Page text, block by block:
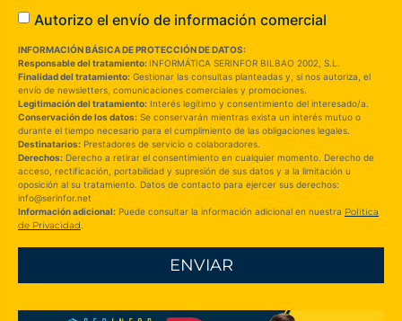
Autorizo el envío de información comercial
INFORMACIÓN BÁSICA DE PROTECCIÓN DE DATOS:
Responsable del tratamiento: INFORMÁTICA SERINFOR BILBAO 2002, S.L.
Finalidad del tratamiento: Gestionar las consultas planteadas y, si nos autoriza, el
envío de newsletters, comunicaciones comerciales y promociones.
Legitimación del tratamiento: Interés legítimo y consentimiento del interesado/a.
Conservación de los datos: Se conservarán mientras exista un interés mutuo o
durante el tiempo necesario para el cumplimiento de las obligaciones legales.
Destinatarios: Prestadores de servicio o colaboradores.
Derechos: Derecho a retirar el consentimiento en cualquier momento. Derecho de
acceso, rectificación, portabilidad y supresión de sus datos y a la limitación u
oposición al su tratamiento. Datos de contacto para ejercer sus derechos:
info@serinfor.net
Información adicional: Puede consultar la información adicional en nuestra Política
de Privacidad
ENVIAR